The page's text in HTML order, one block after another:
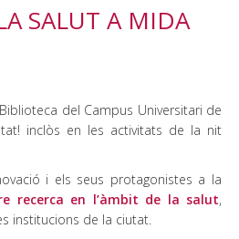
SALUT A MIDA
del Campus Universitari de
inclòs en les activitats de la nit
i els seus protagonistes a la
recerca en l’àmbit de la salut,
institucions de la ciutat.